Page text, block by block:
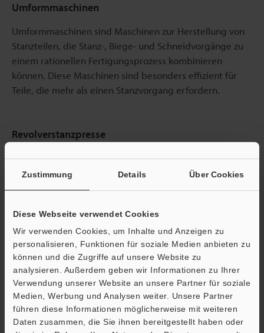
Zustimmung Details Über Cookies
Diese Webseite verwendet Cookies
Wir verwenden Cookies, um Inhalte und Anzeigen zu
personalisieren, Funktionen für soziale Medien anbieten zu
können und die Zugriffe auf unsere Website zu
analysieren. Außerdem geben wir Informationen zu Ihrer
Verwendung unserer Website an unsere Partner für soziale
Medien, Werbung und Analysen weiter. Unsere Partner
führen diese Informationen möglicherweise mit weiteren
Daten zusammen, die Sie ihnen bereitgestellt haben oder
Umformmaschinen
Umformmaschinen sind Maschinen zur Herstellung von
Stanzteilen, die Stanz-, Biege- und Schneidvorgänge zu
einem rationellen Fertigungsprozess kombinieren
können. Diese Maschinen sind besonders effizient für
Teile, die mehr als einen Stanzvorgang erfordern.
Revolverstanzpresse
Eine Revolverstanzpresse ist eine Stanzmaschine, bei der
ein Werkzeughalter mit einer darauf montierten Matrize
verwendet wird. Dieses Stanzverfahren eignet sich
Bleche.
Hydraulikpresse
Hydraulikpressen werden als Stanzverfahren zur
Umformung eingesetzt. Diese Maschinen spritzen eine
Flüssigkeit in einen Zylinder und nutzen diese Kraft als
Medium für die Umformung. Bei den in dieser